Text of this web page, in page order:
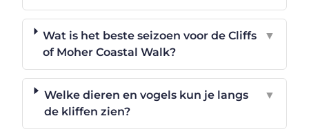
Wat is het beste seizoen voor de Cliffs
of Moher Coastal Walk?
▼
Welke dieren en vogels kun je langs
de kliffen zien?
▼